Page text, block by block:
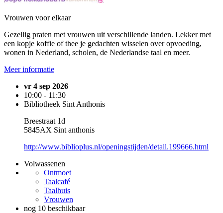
Vrouwen voor elkaar
Gezellig praten met vrouwen uit verschillende landen. Lekker met
een kopje koffie of thee je gedachten wisselen over opvoeding,
wonen in Nederland, scholen, de Nederlandse taal en meer.
Meer informatie
vr 4 sep 2026
10:00 - 11:30
Bibliotheek Sint Anthonis
Breestraat 1d
5845AX Sint anthonis
http://www.biblioplus.nl/openingstijden/detail.199666.html
Volwassenen
Ontmoet
Taalcafé
Taalhuis
Vrouwen
nog 10 beschikbaar